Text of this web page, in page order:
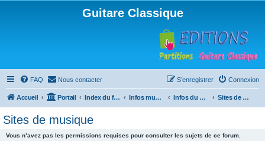
Guitare Classique
FAQ Nous contacter Connexion
S’enregistrer
Accueil Portail Index du forum Infos musicales Infos du Web Sites de musique
Sites de musique
Vous n’avez pas les permissions requises pour consulter les sujets de ce forum.